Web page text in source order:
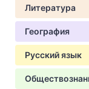
Литература
География
Русский язык